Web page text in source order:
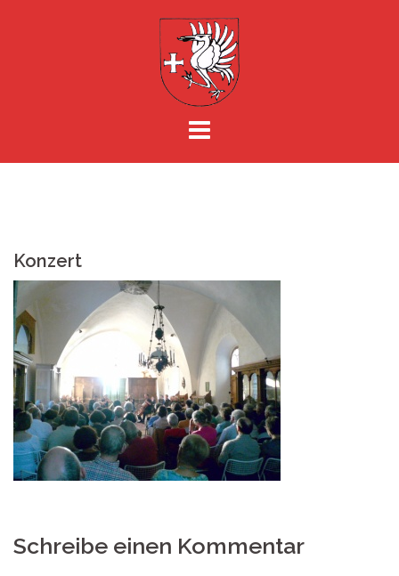
Konzert
Schreibe einen Kommentar